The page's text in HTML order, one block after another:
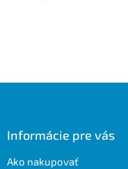
Informácie pre vás
Ako nakupovať